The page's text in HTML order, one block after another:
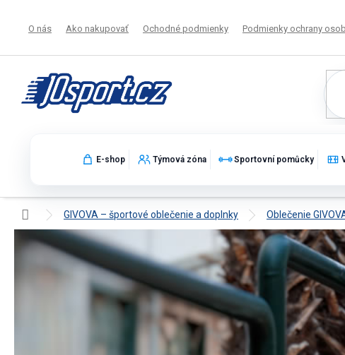
O nás Ako nakupovať Ochodné podmienky Podmienky ochrany
E-shop Týmová zóna Sportovní pomůcky
DomovGIVOVA – športové oblečenie a doplnky Oblečenie
Mikiny GIVOVA – športové a